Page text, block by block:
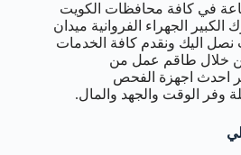
متاحة على مدار 24 ساعة في كافة محافظات الكويت
الجهراء الفروانية ميدان
نصل اليك ونقدم كافة الخدمات
من خلال طاقم عمل من
احدث اجهزة الفحص
وفر الوقت والجهد والمال.